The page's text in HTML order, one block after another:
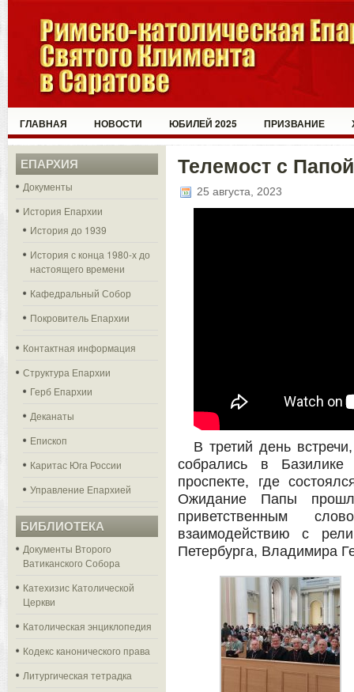
ГЛАВНАЯ НОВОСТИ ЮБИЛЕЙ 2025 ПРИЗВАНИЕ
ЕПАРХИЯ
Документы
История Епархии
История до 1939
История с конца 1980-х до
настоящего времени
Кафедральный Собор
Покровитель Епархии
Контактная информация
Структура Епархии
Герб Епархии
Деканаты
Епископ
Каритас Юга России
Управление Епархией
БИБЛИОТЕКА
Документы Второго
Ватиканского Собора
Катехизис Католической
Церкви
Католическая энциклопедия
Кодекс канонического права
Литургическая тетрадка
Телемост с
25 августа, 2023
В третий день
собрались в
проспекте, где
Ожидание Папы
приветственным
взаимодействию с
Петербурга, Владимира